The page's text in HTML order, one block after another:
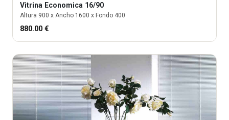
Vitrina Economica 16/90
Altura 900 x Ancho 1600 x Fondo 400
880.00 €